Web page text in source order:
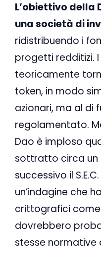
L’obiettivo della
una società di
ridistribuendo i
progetti redditizi.
teoricamente
token, in modo
azionari, ma al di
regolamentato.
Dao è imploso
sottratto circa un
successivo il
un’indagine che
crittografici come
dovrebbero
stesse normative